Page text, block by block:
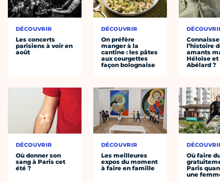
DÉCOUVRIR
Les concerts
parisiens à voir en
août
DÉCOUVRIR
Où donner son
sang à Paris cet
été ?
DÉCOUVRIR
On préfère
manger à la
cantine : les pâtes
aux courgettes
façon bolognaise
DÉCOUVRIR
Les meilleures
expos du moment
à faire en famille
l’histoire
amants
Héloïse et
Abélard ?
Où faire
Paris
une